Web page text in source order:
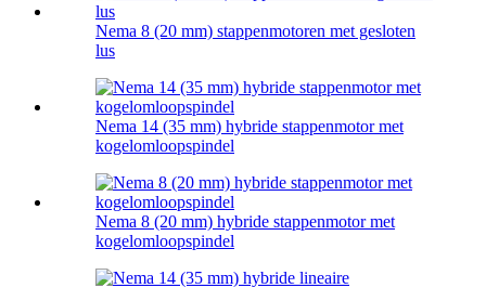
Nema 8 (20 mm) stappenmotoren met gesloten
lus
Nema 14 (35 mm) hybride stappenmotor met
kogelomloopspindel
Nema 8 (20 mm) hybride stappenmotor met
kogelomloopspindel